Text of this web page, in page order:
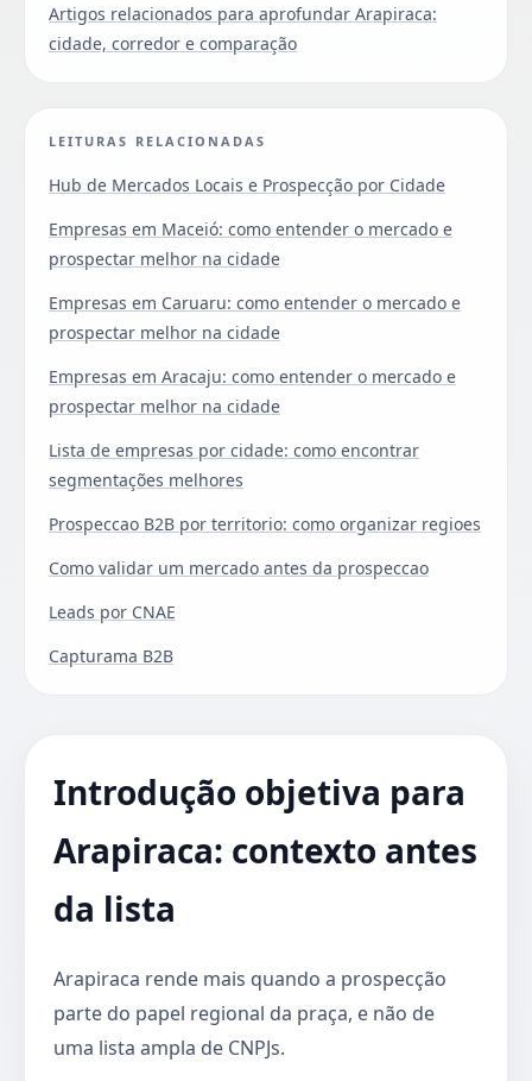
Artigos relacionados para aprofundar Arapiraca:
cidade, corredor e comparação
LEITURAS RELACIONADAS
Hub de Mercados Locais e Prospecção por Cidade
Empresas em Maceió: como entender o mercado e
prospectar melhor na cidade
Empresas em Caruaru: como entender o mercado e
prospectar melhor na cidade
Empresas em Aracaju: como entender o mercado e
prospectar melhor na cidade
Lista de empresas por cidade: como encontrar
segmentações melhores
Prospeccao B2B por territorio: como organizar regioes
Como validar um mercado antes da prospeccao
Leads por CNAE
Capturama B2B
Introdução objetiva para
Arapiraca: contexto antes
da lista
Arapiraca rende mais quando a prospecção
parte do papel regional da praça, e não de
uma lista ampla de CNPJs.